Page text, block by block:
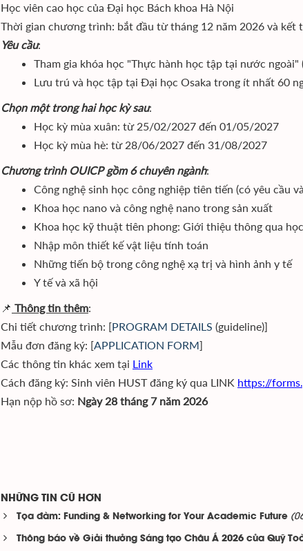
Học viên cao học của Đại học Bách khoa Hà Nội
Thời gian chương trình: bắt đầu từ tháng 12 năm 2026 và kết
Yêu cầu:
Tham gia khóa học "Thực hành học tập tại nước ngoài"
Lưu trú và học tập tại Đại học Osaka trong ít nhất 60
Chọn một trong hai học kỳ sau:
Học kỳ mùa xuân: từ 25/02/2027 đến 01/05/2027
Học kỳ mùa hè: từ 28/06/2027 đến 31/08/2027
Chương trình OUICP gồm 6 chuyên ngành:
Công nghệ sinh học công nghiệp tiên tiến (có yêu cầu
Khoa học nano và công nghệ nano trong sản xuất
Khoa học kỹ thuật tiên phong: Giới thiệu thông qua
Nhập môn thiết kế vật liệu tính toán
Những tiến bộ trong công nghệ xạ trị và hình ảnh y tế
Y tế và xã hội
📌 Thông tin thêm:
Chi tiết chương trình: [PROGRAM DETAILS (guideline)]
Mẫu đơn đăng ký: [APPLICATION FORM]
Các thông tin khác xem tại Link
Cách đăng ký: Sinh viên HUST đăng ký qua LINK https://
Hạn nộp hồ sơ: Ngày 28 tháng 7 năm 2026
NHỮNG TIN CŨ HƠN
Tọa đàm: Funding & Networking for Your Academic Future
Thông báo về Giải thưởng Sáng tạo Châu Á 2026 của Quỹ